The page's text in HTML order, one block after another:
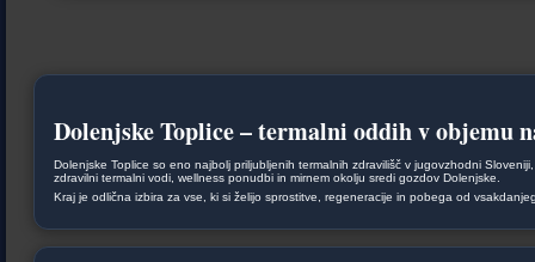
Dolenjske Toplice – termalni oddih v objemu
Dolenjske Toplice so eno najbolj priljubljenih termalnih zdravilišč v jugovzhodni
zdravilni termalni vodi, wellness ponudbi in mirnem okolju sredi gozdov Dolenjske.
Kraj je odlična izbira za vse, ki si želijo sprostitve, regeneracije in pobega od